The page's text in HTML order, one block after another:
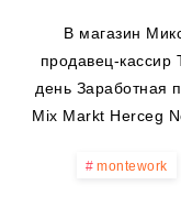
В магазин
продавец-кассир
день Заработная
Mix Markt Herceg
montework